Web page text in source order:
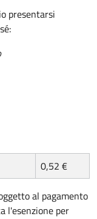
presentarsi
0,52 €
al pagamento
l'esenzione per